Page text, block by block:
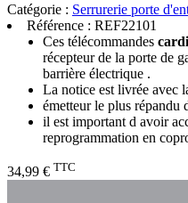
Catégorie : Serrurerie porte
Référence : REF22101
Ces télécommandes
récepteur de la porte de
barrière électrique .
La notice est livrée avec
émetteur le plus répandu
il est important d avoir
reprogrammation en
34,99 € TTC